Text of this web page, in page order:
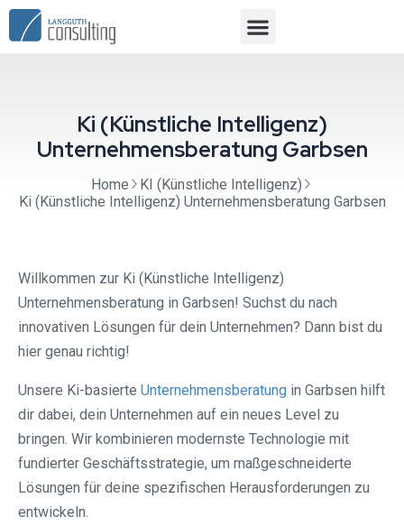
Ki (Künstliche Intelligenz)
Unternehmensberatung Garbsen
Home
KI (Künstliche Intelligenz)
Ki (Künstliche Intelligenz) Unternehmensberatung Garbsen
Willkommen zur Ki (Künstliche Intelligenz)
Unternehmensberatung in Garbsen! Suchst du nach
innovativen Lösungen für dein Unternehmen? Dann bist du
hier genau richtig!
Unsere Ki-basierte Unternehmensberatung in Garbsen hilft
dir dabei, dein Unternehmen auf ein neues Level zu
bringen. Wir kombinieren modernste Technologie mit
fundierter Geschäftsstrategie, um maßgeschneiderte
Lösungen für deine spezifischen Herausforderungen zu
entwickeln.